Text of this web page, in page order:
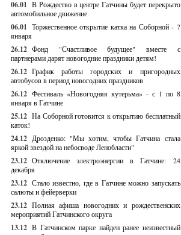
06.01 В Рождество в центре Гатчины будет перекрыто
автомобильное движение
06.01 Торжественное открытие катка на Соборной - 7
января
26.12 Фонд "Счастливое будущее" вместе с
партнерами дарят новогодние праздники детям!
26.12 График работы городских и пригородных
автобусов в период новогодних праздников
26.12 Фестиваль «Новогодняя кутерьма» - с 1 по 8
января в Гатчине
25.12 На Соборной готовится к открытию бесплатный
каток!
24.12 Дрозденко: "Мы хотим, чтобы Гатчина стала
яркой звездой на небосводе Ленобласти"
23.12 Отключение электроэнергии в Гатчине: 24
декабря
23.12 Стало известно, где в Гатчине можно запускать
салюты и фейерверки
23.12 Полная афиша новогодних и рождественских
мероприятий Гатчинского округа
13.12 В Гатчинском парке найден ранее неизвестный